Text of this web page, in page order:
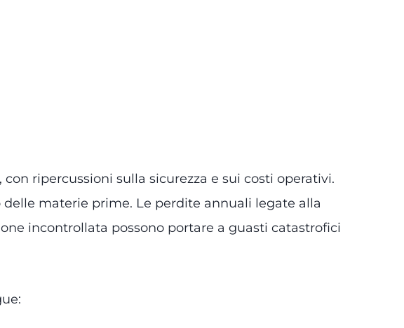
ripercussioni sulla sicurezza e sui costi operativi.
delle materie prime. Le perdite annuali legate alla
incontrollata possono portare a guasti catastrofici